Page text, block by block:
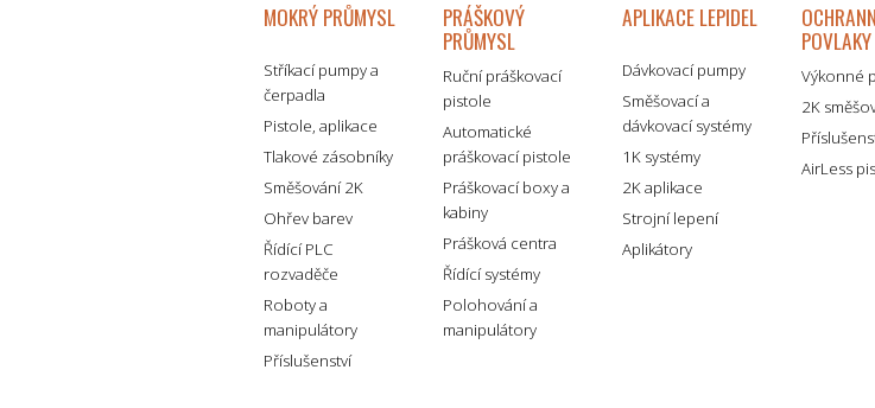
MOKRÝ PRŮMYSL
Stříkací pumpy a
čerpadla
Pistole, aplikace
Tlakové zásobníky
Směšování 2K
Ohřev barev
Řídící PLC
rozvaděče
Roboty a
manipulátory
Příslušenství
PRÁŠKOVÝ
PRŮMYSL
Ruční práškovací
pistole
Automatické
práškovací pistole
Práškovací boxy a
kabiny
Prášková centra
Řídící systémy
Polohování a
manipulátory
APLIKACE LEPIDEL
Dávkovací pumpy
Směšovací a
dávkovací systémy
1K systémy
2K aplikace
Strojní lepení
Aplikátory
POVLAKY
Výkonné
2K
AirLess